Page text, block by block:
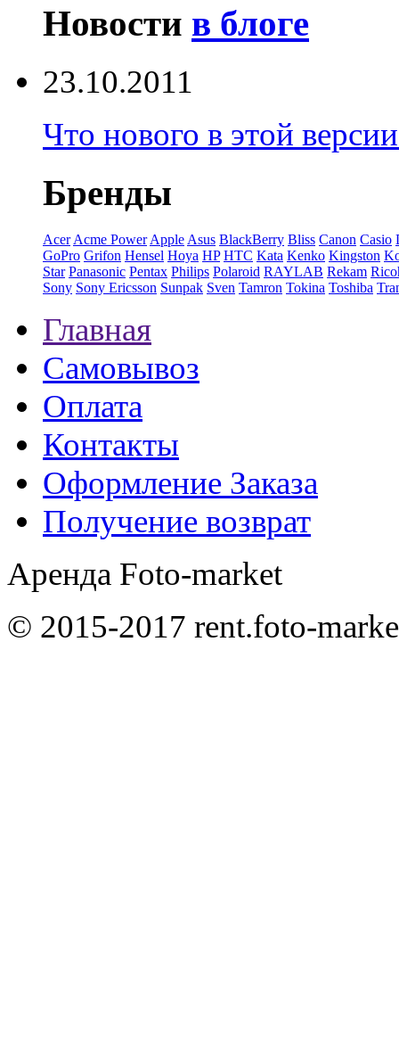
Новости в блоге
23.10.2011
Что нового в этой
Бренды
Acer Acme Power Apple Asus BlackBerry Bliss Canon Casio
GoPro Grifon Hensel Hoya HP HTC Kata Kenko Kingston
Star Panasonic Pentax Philips Polaroid RAYLAB Rekam
Sony Sony Ericsson Sunpak Sven Tamron Tokina Toshiba
Главная
Самовывоз
Оплата
Контакты
Оформление Заказа
Получение возврат
Аренда Foto-market
© 2015-2017 rent.foto-